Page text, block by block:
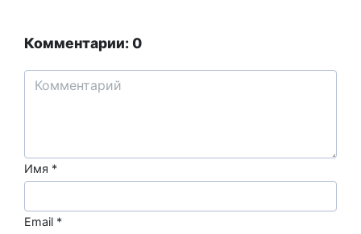
Комментарии: 0
Имя *
Email *